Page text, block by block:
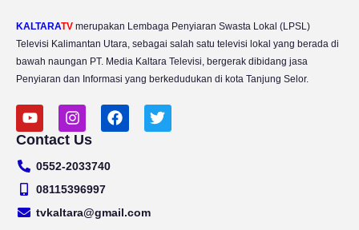
KALTARATV merupakan Lembaga Penyiaran Swasta Lokal (LPSL)
Televisi Kalimantan Utara, sebagai salah satu televisi lokal yang berada di
bawah naungan PT. Media Kaltara Televisi, bergerak dibidang jasa
Penyiaran dan Informasi yang berkedudukan di kota Tanjung Selor.
Y
o
u
u
b
I
n
s
a
g
a
F
a
k
T
w
Contact Us
0552-2033740
08115396997
tvkaltara@gmail.com